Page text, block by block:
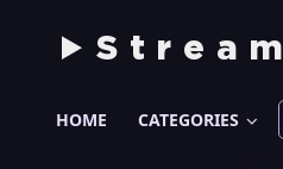
Stream
HOME CATEGORIES